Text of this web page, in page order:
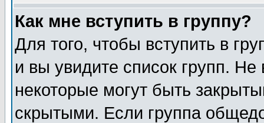
Как мне вступить в группу?
Для того, чтобы вступить в
и вы увидите список групп.
некоторые могут быть
скрытыми. Если группа